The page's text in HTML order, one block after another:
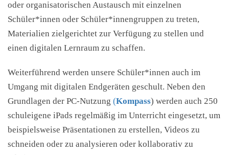
oder organisatorischen Austausch mit einzelnen
Schüler*innen oder Schüler*innengruppen zu treten,
Materialien zielgerichtet zur Verfügung zu stellen und
einen digitalen Lernraum zu schaffen.
Weiterführend werden unsere Schüler*innen auch im
Umgang mit digitalen Endgeräten geschult. Neben den
Grundlagen der PC-Nutzung (Kompass) werden auch 250
schuleigene iPads regelmäßig im Unterricht eingesetzt, um
beispielsweise Präsentationen zu erstellen, Videos zu
schneiden oder zu analysieren oder kollaborativ zu